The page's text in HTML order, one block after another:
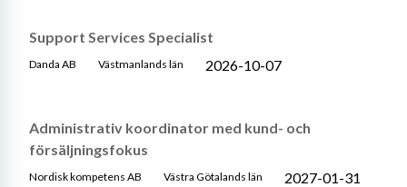
Support Services Specialist
Danda AB Västmanlands län 2026-10-07
Administrativ koordinator med kund- och
försäljningsfokus
Nordisk kompetens AB Västra Götalands län 2027-01-31